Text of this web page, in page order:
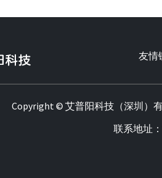
友情
Copyright © 艾普阳科技（深圳）
联系地址